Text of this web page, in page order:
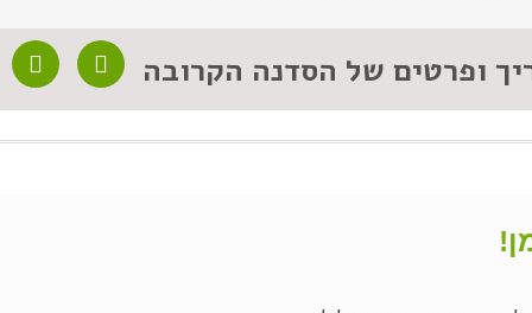
ופרטים של הסדנה הקרובה